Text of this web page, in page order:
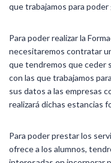
que trabajamos para
Para poder realizar la
necesitaremos contratar
que tendremos que ceder
con las que trabajamos
sus datos a las empresas
realizará dichas estancias
Para poder prestar los
ofrece a los alumnos,